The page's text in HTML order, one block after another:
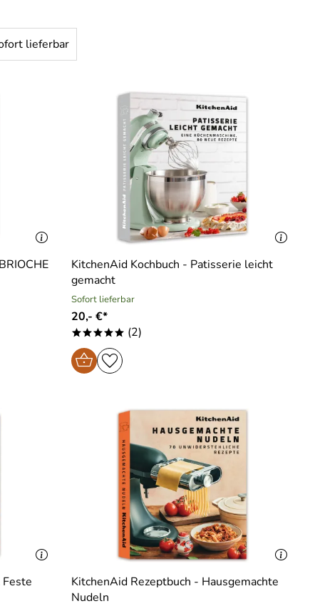
lieferbar
KitchenAid Kochbuch - Patisserie leicht
gemacht
Sofort lieferbar
20,- €*
***** (2)
KitchenAid Rezeptbuch - Hausgemachte
Nudeln